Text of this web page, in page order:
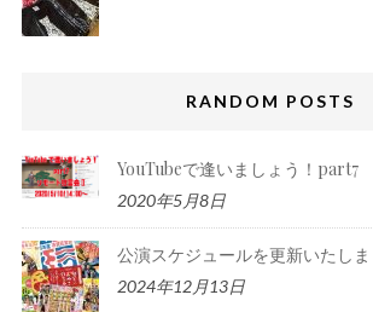
RANDOM POSTS
YouTubeで逢いましょう！part7
2020年5月8日
公演スケジュールを更新いたしま
2024年12月13日